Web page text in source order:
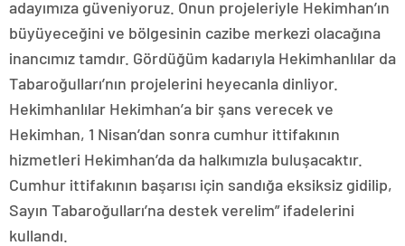
adayımıza güveniyoruz. Onun projeleriyle Hekimhan’ın
büyüyeceğini ve bölgesinin cazibe merkezi olacağına
inancımız tamdır. Gördüğüm kadarıyla Hekimhanlılar da
Tabaroğulları’nın projelerini heyecanla dinliyor.
Hekimhanlılar Hekimhan’a bir şans verecek ve
Hekimhan, 1 Nisan’dan sonra cumhur ittifakının
hizmetleri Hekimhan’da da halkımızla buluşacaktır.
Cumhur ittifakının başarısı için sandığa eksiksiz gidilip,
Sayın Tabaroğulları’na destek verelim” ifadelerini
kullandı.